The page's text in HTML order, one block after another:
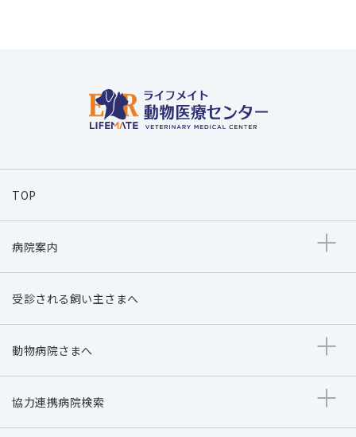
TOP
病院案内
受診される飼い主さまへ
動物病院さまへ
協力連携病院検索